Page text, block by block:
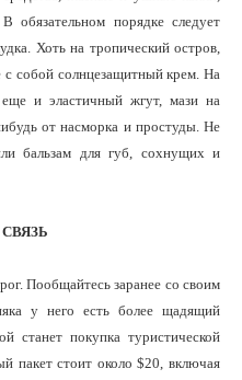
обязательном порядке следует
Хоть на тропический остров,
собой солнцезащитный крем. На
и эластичный жгут, мази на
от насморка и простуды. Не
бальзам для губ, сохнущих и
Пообщайтесь заранее со своим
у него есть более щадящий
станет покупка туристической
пакет стоит около $20, включая